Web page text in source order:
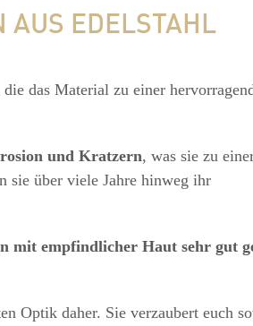
AUS EDELSTAHL
das Material zu einer
und Kratzern, was sie zu
sie über viele Jahre hinweg ihr
mit empfindlicher Haut sehr gut
Optik daher. Sie verzaubert euch